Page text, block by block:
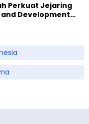
Perkuat Jejaring
Development